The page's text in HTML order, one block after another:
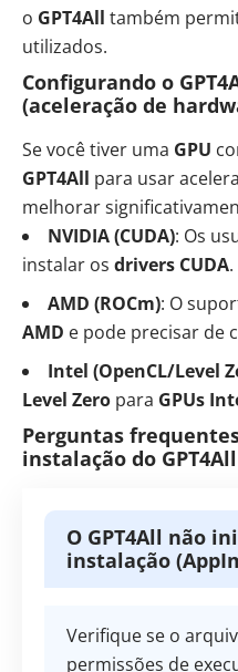
o GPT4All também
utilizados.
Configurando o
(aceleração de
Se você tiver uma GPU
GPT4All para usar
melhorar
NVIDIA (CUDA): Os
instalar os drivers CUDA.
AMD (ROCm): O
AMD e pode precisar de
Intel (OpenCL/Level
Level Zero para GPUs
Perguntas
instalação do
O GPT4All não
instalação
Verifique se o
permissões de